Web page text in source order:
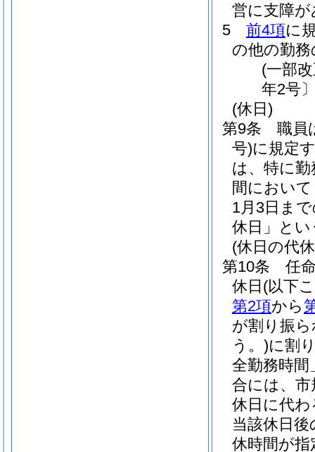
営に支障
5
前4項に
の他の勤
(一部
年2号
(休日)
第9条
職員
号)に規定
は、特に
間におい
1月3日ま
休日」とい
(休日の代
第10条
任
休日 (以下
第2項から
が割り振
う。)に割
全勤務時
合には、
休日に代わ
当該休日
休時間が